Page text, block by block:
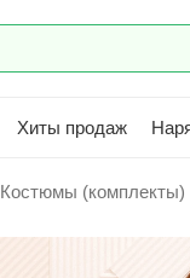
Хиты продаж
Костюмы (комплекты)